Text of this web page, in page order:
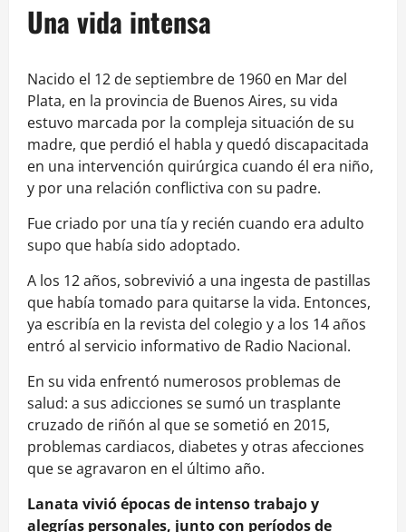
Una vida intensa
Nacido el 12 de septiembre de 1960 en Mar del
Plata, en la provincia de Buenos Aires, su vida
estuvo marcada por la compleja situación de su
madre, que perdió el habla y quedó discapacitada
en una intervención quirúrgica cuando él era niño,
y por una relación conflictiva con su padre.
Fue criado por una tía y recién cuando era adulto
supo que había sido adoptado.
A los 12 años, sobrevivió a una ingesta de pastillas
que había tomado para quitarse la vida. Entonces,
ya escribía en la revista del colegio y a los 14 años
entró al servicio informativo de Radio Nacional.
En su vida enfrentó numerosos problemas de
salud: a sus adicciones se sumó un trasplante
cruzado de riñón al que se sometió en 2015,
problemas cardiacos, diabetes y otras afecciones
que se agravaron en el último año.
Lanata vivió épocas de intenso trabajo y
alegrías personales, junto con períodos de